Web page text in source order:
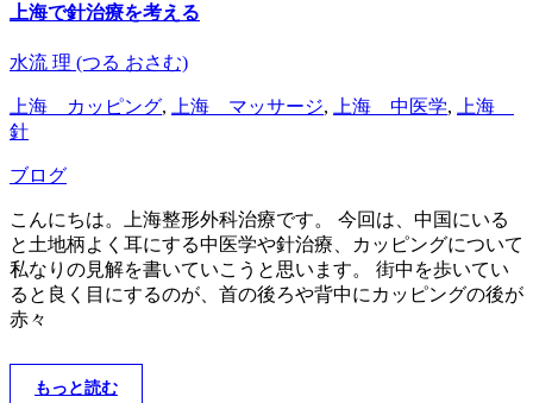
上海で針治療を考える
水流 理 (つる おさむ)
上海 カッピング, 上海 マッサージ, 上海 中医学,
上海
針
ブログ
こんにちは。上海整形外科治療です。 今回は、中国にいる
と土地柄よく耳にする中医学や針治療、カッピングについて
私なりの見解を書いていこうと思います。 街中を歩いてい
ると良く目にするのが、首の後ろや背中にカッピングの後が
赤々
もっと読む